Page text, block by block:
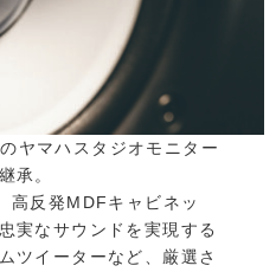
ヤマハスタジオモニター
承。
高反発MDFキャビネッ
実なサウンドを実現する
ツイーターなど、厳選さ